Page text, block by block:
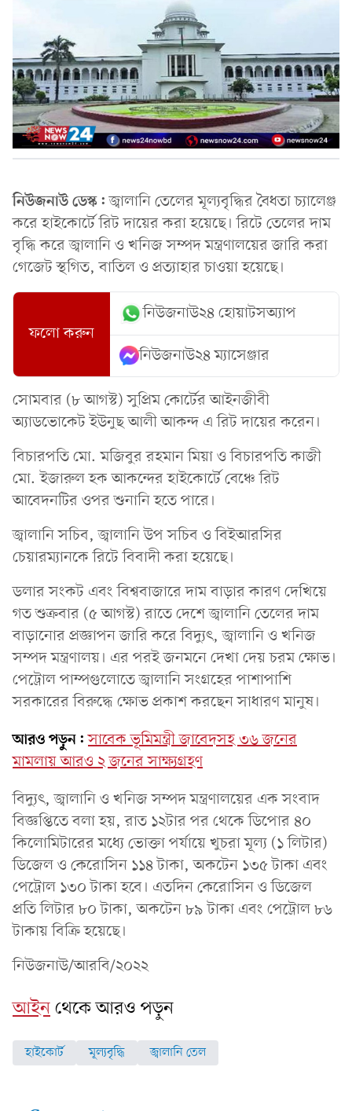
নিউজনাউ ডেস্ক:জ্বালানি তেলের মূল্যবৃদ্ধির বৈধতা চ্যালেঞ্জ
করে হাইকোর্টে রিট দায়ের করা হয়েছে। রিটে তেলের দাম
বৃদ্ধি করে জ্বালানি ও খনিজ সম্পদ মন্ত্রণালয়ের জারি করা
গেজেট স্থগিত, বাতিল ও প্রত্যাহার চাওয়া হয়েছে।
ফলো করুন
নিউজনাউ২৪ হোয়াটসঅ্যাপ
নিউজনাউ২৪ ম্যাসেঞ্জার
সোমবার (৮ আগস্ট) সুপ্রিম কোর্টের আইনজীবী
অ্যাডভোকেট ইউনুছ আলী আকন্দ এ রিট দায়ের করেন।
বিচারপতি মো. মজিবুর রহমান মিয়া ও বিচারপতি কাজী
মো. ইজারুল হক আকন্দের হাইকোর্টে বেঞ্চে রিট
আবেদনটির ওপর শুনানি হতে পারে।
জ্বালানি সচিব, জ্বালানি উপ সচিব ও বিইআরসির
চেয়ারম্যানকে রিটে বিবাদী করা হয়েছে।
ডলার সংকট এবং বিশ্ববাজারে দাম বাড়ার কারণ দেখিয়ে
গত শুক্রবার (৫ আগস্ট) রাতে দেশে জ্বালানি তেলের দাম
বাড়ানোর প্রজ্ঞাপন জারি করে বিদ্যুৎ, জ্বালানি ও খনিজ
সম্পদ মন্ত্রণালয়। এর পরই জনমনে দেখা দেয় চরম ক্ষোভ।
পেট্রোল পাম্পগুলোতে জ্বালানি সংগ্রহের পাশাপাশি
সরকারের বিরুদ্ধে ক্ষোভ প্রকাশ করছেন সাধারণ মানুষ।
আরও পড়ুন: সাবেক ভূমিমন্ত্রী জাবেদসহ ৩৬ জনের
মামলায় আরও ২ জনের সাক্ষ্যগ্রহণ
বিদ্যুৎ, জ্বালানি ও খনিজ সম্পদ মন্ত্রণালয়ের এক সংবাদ
বিজ্ঞপ্তিতে বলা হয়, রাত ১২টার পর থেকে ডিপোর ৪০
কিলোমিটারের মধ্যে ভোক্তা পর্যায়ে খুচরা মূল্য (১ লিটার)
ডিজেল ও কেরোসিন ১১৪ টাকা, অকটেন ১৩৫ টাকা এবং
পেট্রোল ১৩০ টাকা হবে। এতদিন কেরোসিন ও ডিজেল
প্রতি লিটার ৮০ টাকা, অকটেন ৮৯ টাকা এবং পেট্রোল ৮৬
টাকায় বিক্রি হয়েছে।
নিউজনাউ/আরবি/২০২২
আইনথেকে আরও পড়ুন
হাইকোর্ট মূল্যবৃদ্ধি জ্বালানি তেল